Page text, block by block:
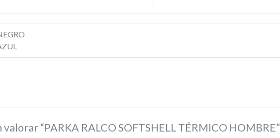
“PARKA RALCO SOFTSHELL TÉRMICO HOMBRE”